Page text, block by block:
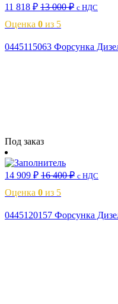
11 818 ₽ 13 000₽ с НДС
Оценка 0 из 5
0445115063 Форсунка
Под заказ
14 909 ₽ 16 400₽ с НДС
Оценка 0 из 5
0445120157 Форсунка